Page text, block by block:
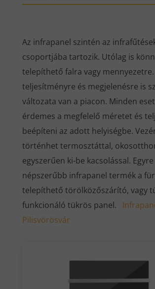
Az infrapanel szintén az
csoportjába tartozik. Utólag is
telepíthető falra vagy
teljesítményre és megjelenésre is
változata van a piacon. Minden
érdemes a megfelelő méretet és
beépíteni az adott helyiségbe.
történhet termosztáttal,
egyszerűen ki-be kacsolással. Egyre
népszerűbb infrapanel termék a
telepíthető törölközőszárító, vagy
funkcionáló tükrös panel.
Pilisvörösvár